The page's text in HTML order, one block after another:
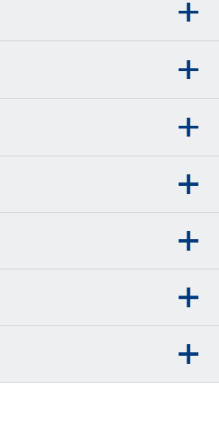
扱われるべき場合を除き、あら
く情報開示、訂正、中止、消去
）の申立があった場合は、請求者
いただいたうえで、特別な理由の
、ご本人からの苦情に対し迅速
内部体制の整備に努めます。
改善に努めます。
イアンス・プログラムは適宜見
集・利用する目的
施行の募集、それらのお引受け・